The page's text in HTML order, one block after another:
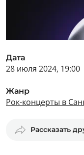
Дата
28 июля 2024, 19:00
Жанр
Рок-концерты в
Рассказать